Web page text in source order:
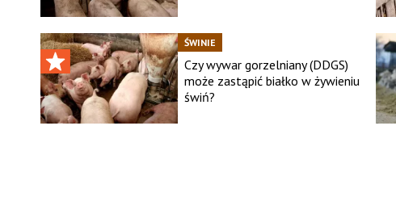
ŚWINIE
Czy wywar gorzelniany (DDGS)
może zastąpić białko w żywieniu
świń?